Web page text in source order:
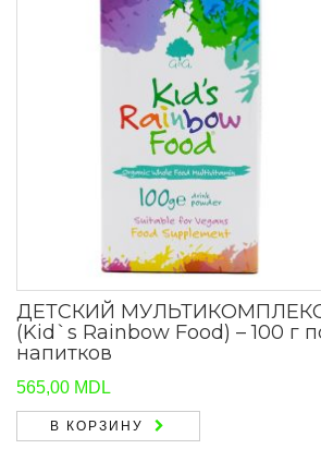
ДЕТСКИЙ
(Kid`s Rainbow Food) – 100 г
напитков
565,00 MDL
В КОРЗИНУ